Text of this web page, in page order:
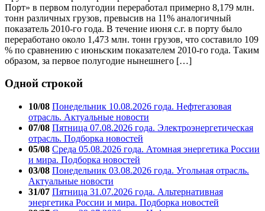
Порт» в первом полугодии переработал примерно 8,179 млн.
тонн различных грузов, превысив на 11% аналогичный
показатель 2010-го года. В течение июня с.г. в порту было
переработано около 1,473 млн. тонн грузов, что составило 109
% по сравнению с июньским показателем 2010-го года. Таким
образом, за первое полугодие нынешнего […]
Одной строкой
10/08 Понедельник 10.08.2026 года. Нефтегазовая
отрасль. Актуальные новости
07/08 Пятница 07.08.2026 года. Электроэнергетическая
отрасль. Подборка новостей
05/08 Среда 05.08.2026 года. Атомная энергетика России
и мира. Подборка новостей
03/08 Понедельник 03.08.2026 года. Угольная отрасль.
Актуальные новости
31/07 Пятница 31.07.2026 года. Альтернативная
энергетика России и мира. Подборка новостей